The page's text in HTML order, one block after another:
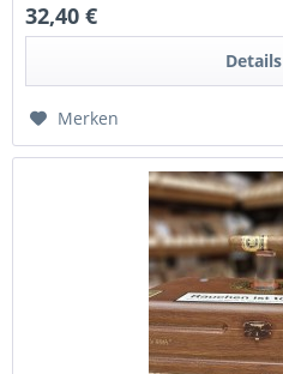
32,40 €
Details
Merken